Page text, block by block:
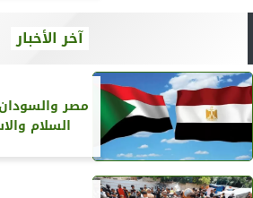
آخر الأخبار
مصر
السلام